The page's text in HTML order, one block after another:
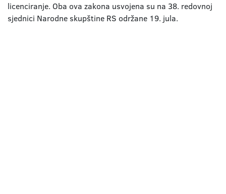
licenciranje. Oba ova zakona usvojena su na 38. redovnoj
sjednici Narodne skupštine RS održane 19. jula.